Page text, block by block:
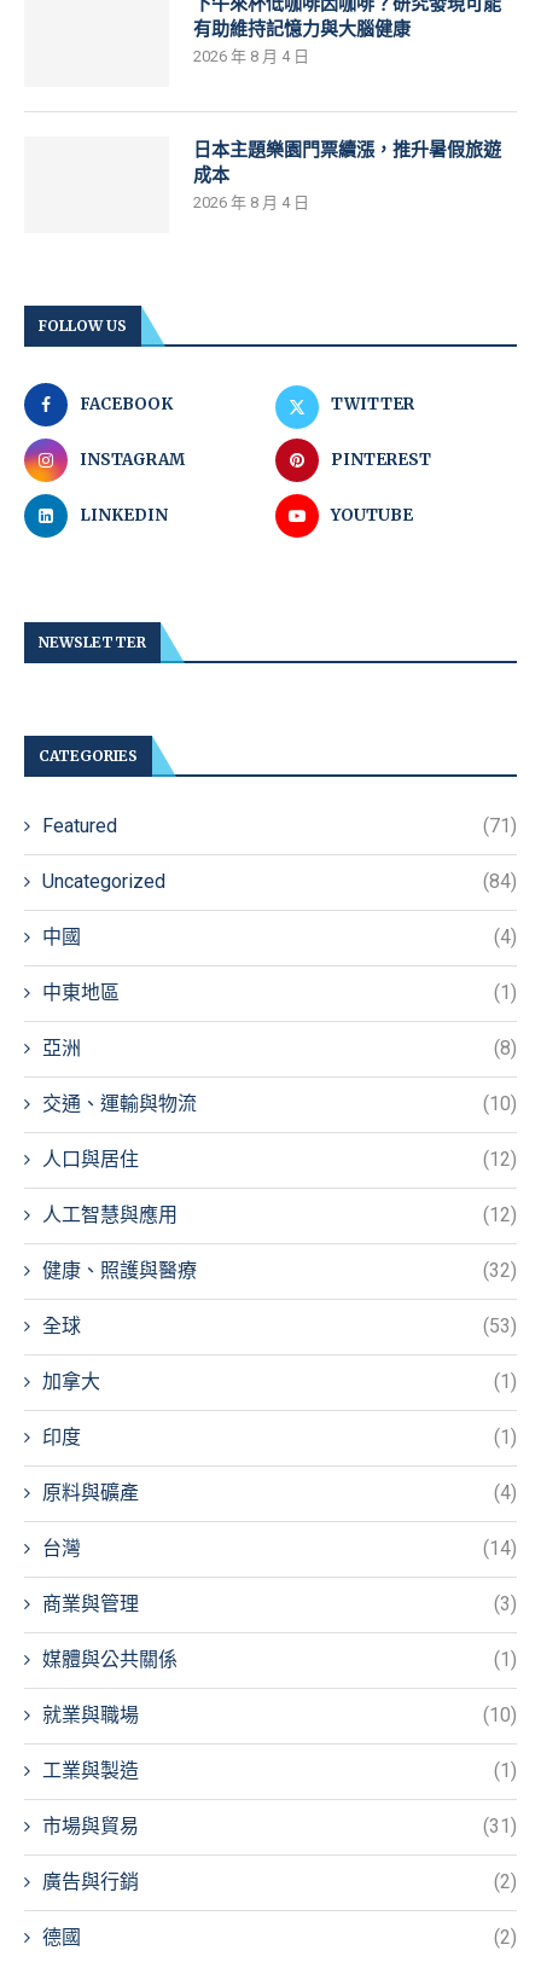
有助維持記憶力與大腦健康
2026 年 8 月 4 日
日本主題樂園門票續漲，推升暑假旅遊
成本
2026 年 8 月 4 日
FOLLOW US
FACEBOOK TWITTER
INSTAGRAM PINTEREST
LINKEDIN YOUTUBE
NEWSLETTER
CATEGORIES
Featured (71)
Uncategorized (84)
中國 (4)
中東地區 (1)
亞洲 (8)
交通、運輸與物流 (10)
人口與居住 (12)
人工智慧與應用 (12)
健康、照護與醫療 (32)
全球 (53)
加拿大 (1)
印度 (1)
原料與礦產 (4)
台灣 (14)
商業與管理 (3)
媒體與公共關係 (1)
就業與職場 (10)
工業與製造 (1)
市場與貿易 (31)
廣告與行銷 (2)
德國 (2)